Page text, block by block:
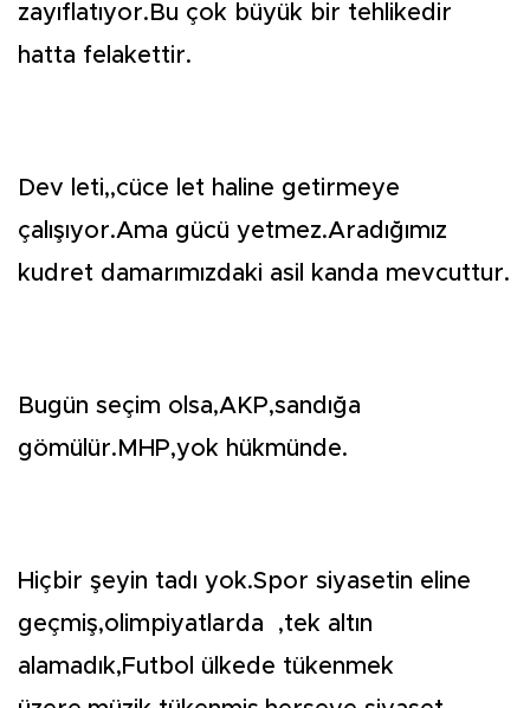
zayıflatıyor.Bu çok büyük bir tehlikedir
hatta felakettir.
Dev leti,,cüce let haline getirmeye
çalışıyor.Ama gücü yetmez.Aradığımız
kudret damarımızdaki asil kanda mevcuttur.
Bugün seçim olsa,AKP,sandığa
gömülür.MHP,yok hükmünde.
Hiçbir şeyin tadı yok.Spor siyasetin eline
geçmiş,olimpiyatlarda ,tek altın
alamadık,Futbol ülkede tükenmek